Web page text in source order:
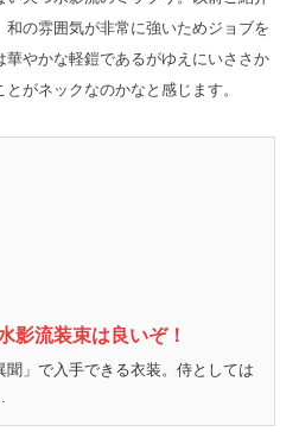
和の雰囲気が非常に強いためジョブを
やかな軽鎧であるがゆえにいささか
がネックなのかなと感じます。
影流装束は良いぞ！
」で入手できる衣装。侍としては